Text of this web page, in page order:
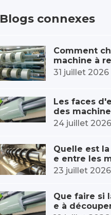
Blogs connexes
Comment
machine à
s films ? La
prendre en
31 juillet 2026
Les faces
des
dre les films
gulières ?
ors du
24 juillet 2026
Quelle est
e entre les
de
les à
refendage
dinaires ?
23 juillet 2026
Que faire si
e à